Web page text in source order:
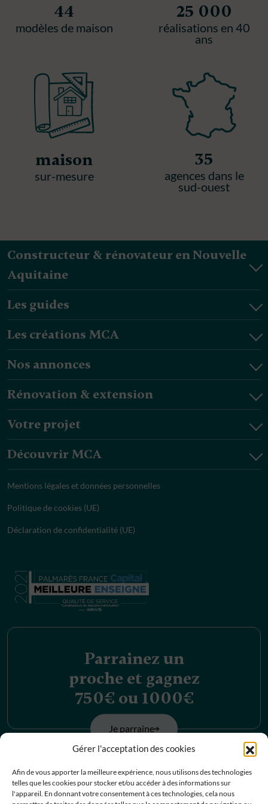
Gérer l'acceptation des cookies
Afin de vous apporter la meilleure expérience, nous utilisons des technologies
telles que les cookies pour stocker et/ou accéder à des informations sur
l'appareil. En donnant votre consentement à ces technologies, cela nous
44
modèles de maison
25 000
réalisations en 40
ans
maison
sur-mesure
35
agences dans le
sud-ouest
Constructeur & rénovateur en Nouvelle
Aquitaine
Les guides
Les créations MCA
Nos annonces
Rénovation & extension
Votre projet
Découvrir MCA
Mentions légales et données personnelles
Politique de cookies (UE)
Déclaration de confidentialité (UE)
Parrainez un
proche et gagnez
750€ ou 1000€
Je parraine
Découvrez nos
offres d’emplois